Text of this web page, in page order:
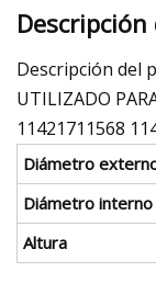
Descripción del
UTILIZADO
11421711568
Diámetro
Diámetro interno
Altura